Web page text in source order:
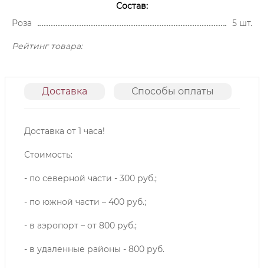
Состав:
Роза
5 шт.
Рейтинг товара:
Доставка Способы оплаты
Доставка от 1 часа!
Стоимость:
- по северной части - 300 руб.;
- по южной части – 400 руб.;
- в аэропорт – от 800 руб.;
- в удаленные районы - 800 руб.